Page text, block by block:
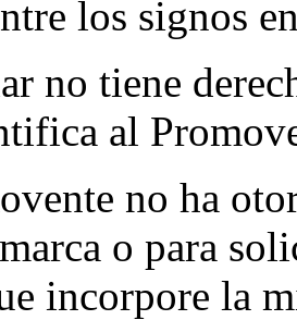
los signos
no tiene
al
no ha
o para
incorpore la